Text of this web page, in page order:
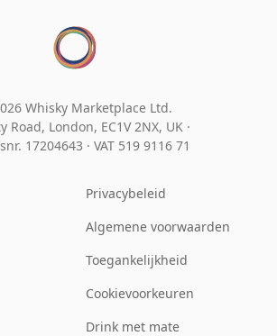
Whisky Marketplace Ltd.
Road, London, EC1V 2NX, UK ·
17204643 · VAT 519 9116 71
Privacybeleid
Algemene voorwaarden
Toegankelijkheid
Cookievoorkeuren
Drink met mate